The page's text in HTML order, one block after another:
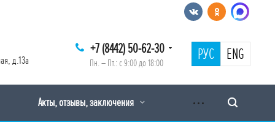
+7 (8442) 50-62-30
Пн. – Пт.: с 9:00 до 18:00 РУС ENG
д.13а
Акты, отзывы, заключения